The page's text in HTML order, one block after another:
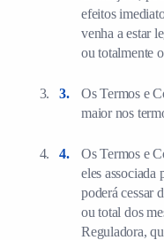
efeitos
venha a estar
ou totalmente
Os Termos e
maior nos
Os Termos e
eles associada
poderá cessar
ou total dos
Reguladora,